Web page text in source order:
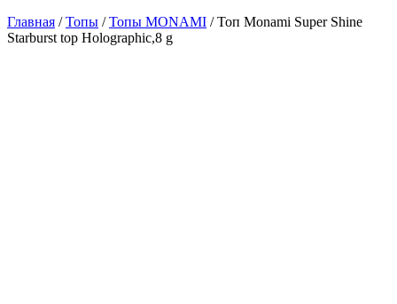
Главная /Топы /Топы MONAMI /Топ Monami Super Shine
Starburst top Holographic,8 g